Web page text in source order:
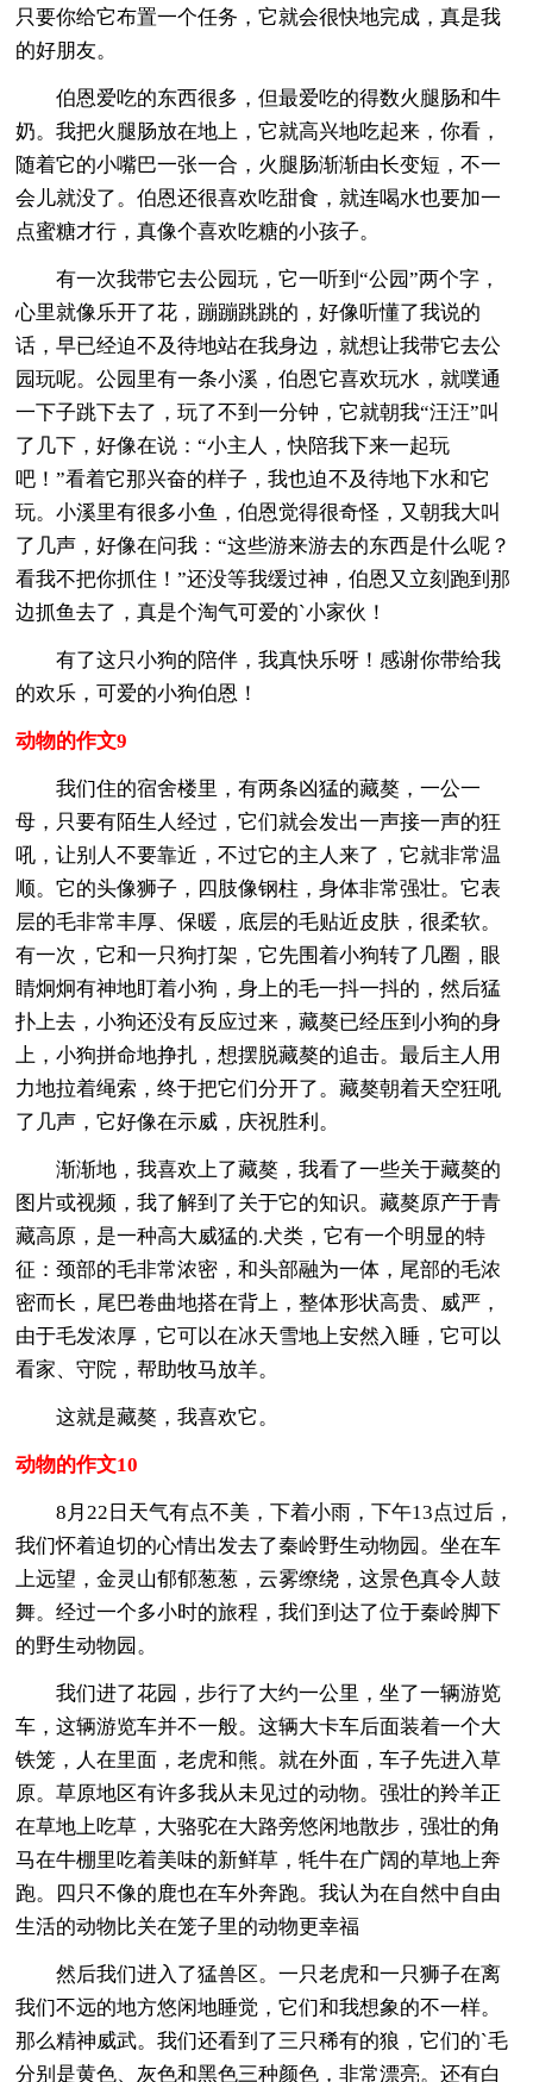
只要你给它布置一个任务，它就会很快地完成，真是我
的好朋友。
伯恩爱吃的东西很多，但最爱吃的得数火腿肠和牛
奶。我把火腿肠放在地上，它就高兴地吃起来，你看，
随着它的小嘴巴一张一合，火腿肠渐渐由长变短，不一
会儿就没了。伯恩还很喜欢吃甜食，就连喝水也要加一
点蜜糖才行，真像个喜欢吃糖的小孩子。
有一次我带它去公园玩，它一听到“公园”两个字，
心里就像乐开了花，蹦蹦跳跳的，好像听懂了我说的
话，早已经迫不及待地站在我身边，就想让我带它去公
园玩呢。公园里有一条小溪，伯恩它喜欢玩水，就噗通
一下子跳下去了，玩了不到一分钟，它就朝我“汪汪”叫
了几下，好像在说：“小主人，快陪我下来一起玩
吧！”看着它那兴奋的样子，我也迫不及待地下水和它
玩。小溪里有很多小鱼，伯恩觉得很奇怪，又朝我大叫
了几声，好像在问我：“这些游来游去的东西是什么呢？
看我不把你抓住！”还没等我缓过神，伯恩又立刻跑到那
边抓鱼去了，真是个淘气可爱的`小家伙！
有了这只小狗的陪伴，我真快乐呀！感谢你带给我
的欢乐，可爱的小狗伯恩！
动物的作文9
我们住的宿舍楼里，有两条凶猛的藏獒，一公一
母，只要有陌生人经过，它们就会发出一声接一声的狂
吼，让别人不要靠近，不过它的主人来了，它就非常温
顺。它的头像狮子，四肢像钢柱，身体非常强壮。它表
层的毛非常丰厚、保暖，底层的毛贴近皮肤，很柔软。
有一次，它和一只狗打架，它先围着小狗转了几圈，眼
睛炯炯有神地盯着小狗，身上的毛一抖一抖的，然后猛
扑上去，小狗还没有反应过来，藏獒已经压到小狗的身
上，小狗拼命地挣扎，想摆脱藏獒的追击。最后主人用
力地拉着绳索，终于把它们分开了。藏獒朝着天空狂吼
了几声，它好像在示威，庆祝胜利。
渐渐地，我喜欢上了藏獒，我看了一些关于藏獒的
图片或视频，我了解到了关于它的知识。藏獒原产于青
藏高原，是一种高大威猛的.犬类，它有一个明显的特
征：颈部的毛非常浓密，和头部融为一体，尾部的毛浓
密而长，尾巴卷曲地搭在背上，整体形状高贵、威严，
由于毛发浓厚，它可以在冰天雪地上安然入睡，它可以
看家、守院，帮助牧马放羊。
这就是藏獒，我喜欢它。
动物的作文10
8月22日天气有点不美，下着小雨，下午13点过后，
我们怀着迫切的心情出发去了秦岭野生动物园。坐在车
上远望，金灵山郁郁葱葱，云雾缭绕，这景色真令人鼓
舞。经过一个多小时的旅程，我们到达了位于秦岭脚下
的野生动物园。
我们进了花园，步行了大约一公里，坐了一辆游览
车，这辆游览车并不一般。这辆大卡车后面装着一个大
铁笼，人在里面，老虎和熊。就在外面，车子先进入草
原。草原地区有许多我从未见过的动物。强壮的羚羊正
在草地上吃草，大骆驼在大路旁悠闲地散步，强壮的角
马在牛棚里吃着美味的新鲜草，牦牛在广阔的草地上奔
跑。四只不像的鹿也在车外奔跑。我认为在自然中自由
生活的动物比关在笼子里的动物更幸福
然后我们进入了猛兽区。一只老虎和一只狮子在离
我们不远的地方悠闲地睡觉，它们和我想象的不一样。
那么精神威武。我们还看到了三只稀有的狼，它们的`毛
分别是黄色、灰色和黑色三种颜色，非常漂亮。还有白